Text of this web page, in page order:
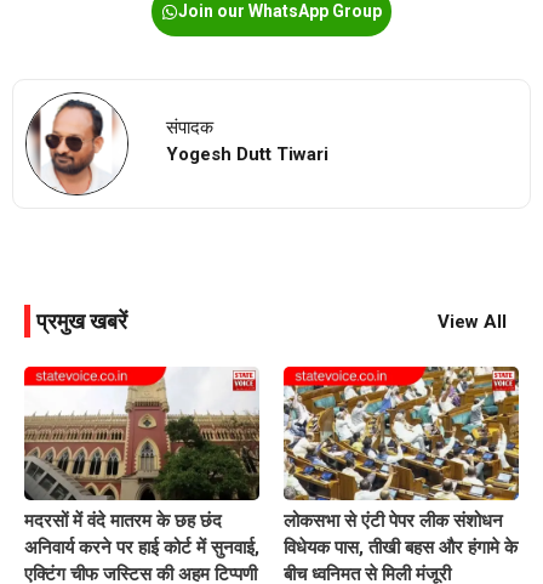
Join our WhatsApp Group
संपादक
Yogesh Dutt Tiwari
प्रमुख खबरें View All
मदरसों में वंदे मातरम के छह छंद
अनिवार्य करने पर हाई कोर्ट में सुनवाई,
एक्टिंग चीफ जस्टिस की अहम टिप्पणी
लोकसभा से एंटी पेपर लीक संशोधन
विधेयक पास, तीखी बहस और हंगामे के
बीच ध्वनिमत से मिली मंजूरी